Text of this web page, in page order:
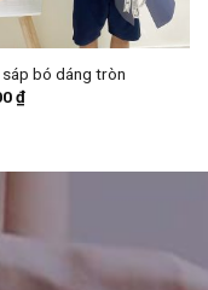
sáp bó dáng tròn
₫